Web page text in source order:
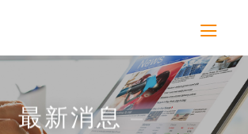
最新消息